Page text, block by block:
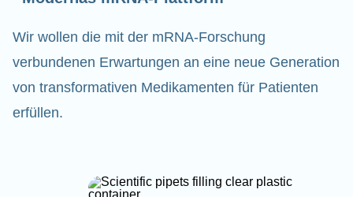
Wir wollen die mit der mRNA-Forschung
verbundenen Erwartungen an eine neue Generation
von transformativen Medikamenten für Patienten
erfüllen.